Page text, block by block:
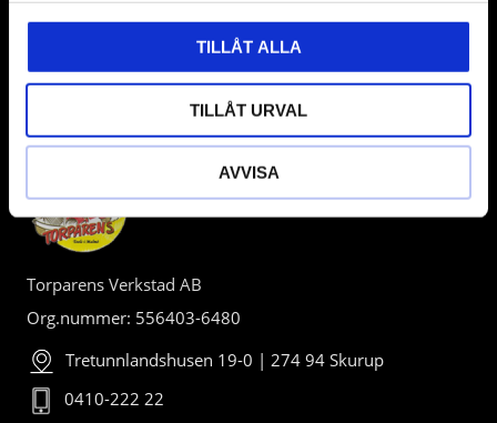
TILLÅT ALLA
TILLÅT URVAL
AVVISA
Torparens Verkstad AB
Org.nummer: 556403-6480
Tretunnlandshusen 19-0 | 274 94 Skurup
0410-222 22